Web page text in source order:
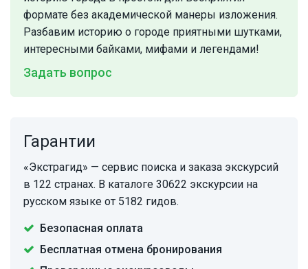
формате без академической манеры изложения.
Разбавим историю о городе приятными шутками,
интересными байками, мифами и легендами!
Задать вопрос
Гарантии
«Экстрагид» — сервис поиска и заказа экскурсий
в 122 странах. В каталоге 30622 экскурсии на
русском языке от 5182 гидов.
Безопасная оплата
Бесплатная отмена бронирования